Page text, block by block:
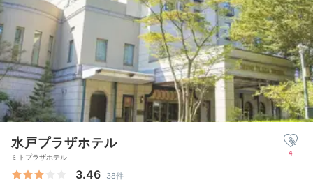
水戸プラザホテル
ミトプラザホテル
3.46 38件
4